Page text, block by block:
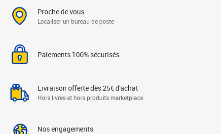
Proche de vous
Localiser un bureau de poste
Paiements 100% sécurisés
Livraison offerte dès 25€ d'achat
Hors livres et hors produits marketplace
Nos engagements